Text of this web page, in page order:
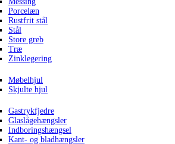
Porcelæn
Rustfrit stål
Stål
Store greb
Træ
Zinklegering
Møbelhjul
Skjulte hjul
Gastrykfjedre
Glaslågehængsler
Indboringshængsel
Kant- og bladhængsler